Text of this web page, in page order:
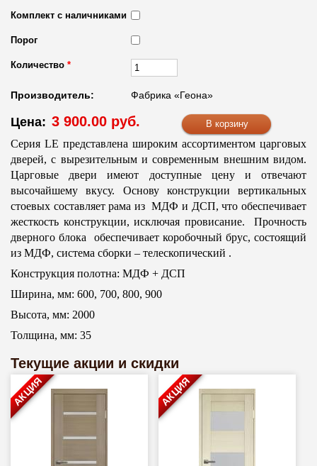
Комплект с наличниками
Порог
Количество *
Производитель: Фабрика «Геона»
Цена: 3 900.00 руб.
Серия LE представлена широким ассортиментом царговых
дверей, с вырезительным и современным внешним видом.
Царговые двери имеют доступные цену и отвечают
высочайшему вкусу. Основу конструкции вертикальных
стоевых составляет рама из МДФ и ДСП, что обеспечивает
жесткость конструкции, исключая провисание. Прочность
дверного блока обеспечивает коробочный брус, состоящий
из МДФ, система сборки – телескопический .
Конструкция полотна: МДФ + ДСП
Ширина, мм: 600, 700, 800, 900
Высота, мм: 2000
Толщина, мм: 35
Текущие акции и скидки
АКЦИЯ АКЦИЯ